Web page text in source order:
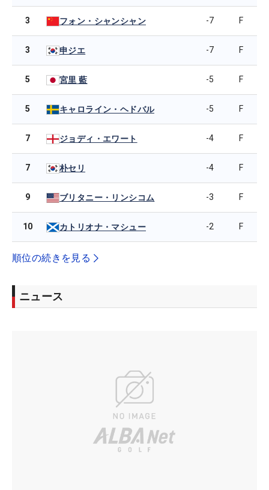
3 フォン・シャンシャン -7 F
3 申ジエ -7 F
5 宮里 藍 -5 F
5 キャロライン・ヘドバル -5 F
7 ジョディ・エワート -4 F
7 朴セリ -4 F
9 ブリタニー・リンシコム -3 F
10 カトリオナ・マシュー -2 F
順位の続きを見る
ニュース